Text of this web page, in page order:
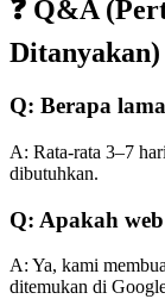
❓ Q&A
Ditanyakan)
Q: Berapa
A: Rata-rata 3–7
dibutuhkan.
Q: Apakah
A: Ya, kami
ditemukan di